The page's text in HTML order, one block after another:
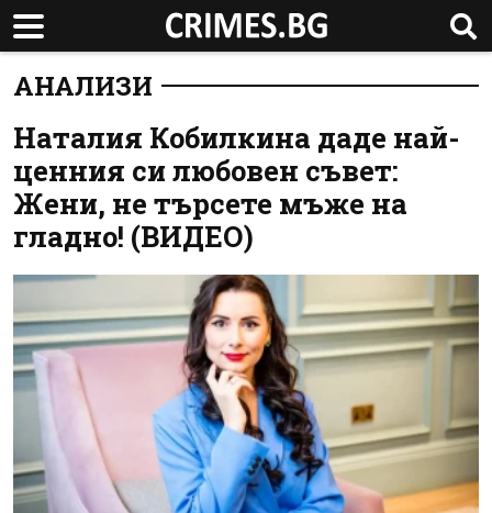
АНАЛИЗИ
Наталия Кобилкина даде най-
ценния си любовен съвет:
Жени, не търсете мъже на
гладно! (ВИДЕО)